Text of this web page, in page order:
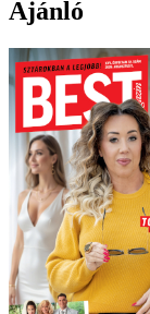
Ajánló